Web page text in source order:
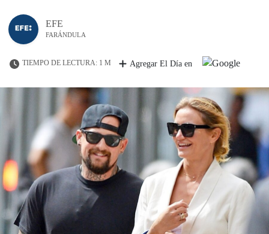
EFE
FARÁNDULA
TIEMPO DE LECTURA: 1 M Agregar El Día en